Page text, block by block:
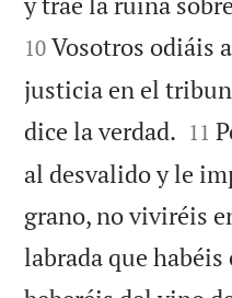
10 Vosotros odiáis
justicia en el
dice la verdad. 

11
al desvalido y le
grano, no viviréis
labrada que